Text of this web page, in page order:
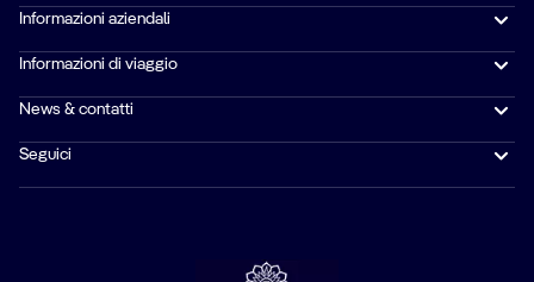
Informazioni aziendali
Informazioni di viaggio
News & contatti
Seguici